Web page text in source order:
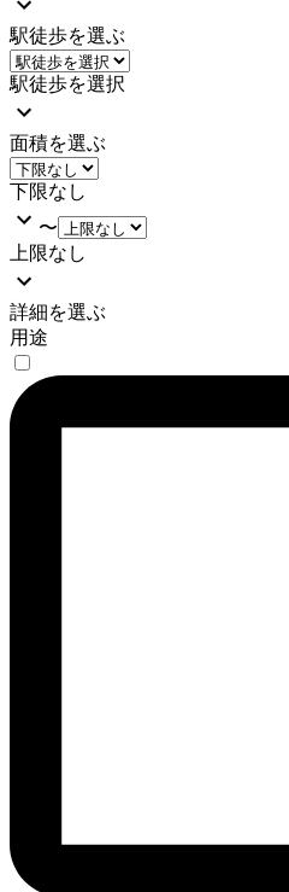
駅徒歩を選ぶ
駅徒歩を選択
面積を選ぶ
下限なし
〜
上限なし
詳細を選ぶ
用途